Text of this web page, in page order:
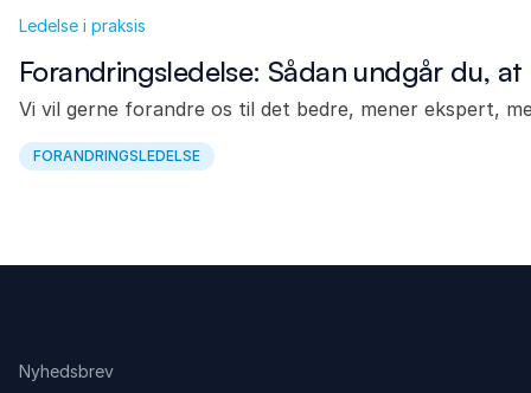
Ledelse i praksis
Forandringsledelse: Sådan undgår du,
Vi vil gerne forandre os til det bedre, mener ekspert,
FORANDRINGSLEDELSE
Nyhedsbrev